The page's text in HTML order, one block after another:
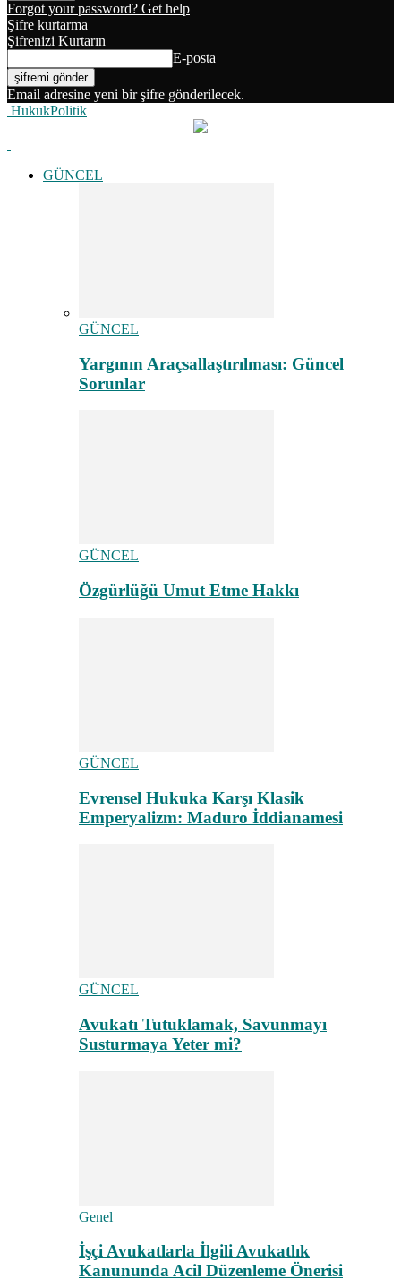
Forgot your password? Get help
Şifre kurtarma
Şifrenizi Kurtarın
E-posta
Email adresine yeni bir şifre gönderilecek.
HukukPolitik
GÜNCEL
GÜNCEL
Yargının Araçsallaştırılması: Güncel
Sorunlar
GÜNCEL
Özgürlüğü Umut Etme Hakkı
GÜNCEL
Evrensel Hukuka Karşı Klasik
Emperyalizm: Maduro İddianamesi
GÜNCEL
Avukatı Tutuklamak, Savunmayı
Susturmaya Yeter mi?
Genel
İşçi Avukatlarla İlgili Avukatlık
Kanununda Acil Düzenleme Önerisi